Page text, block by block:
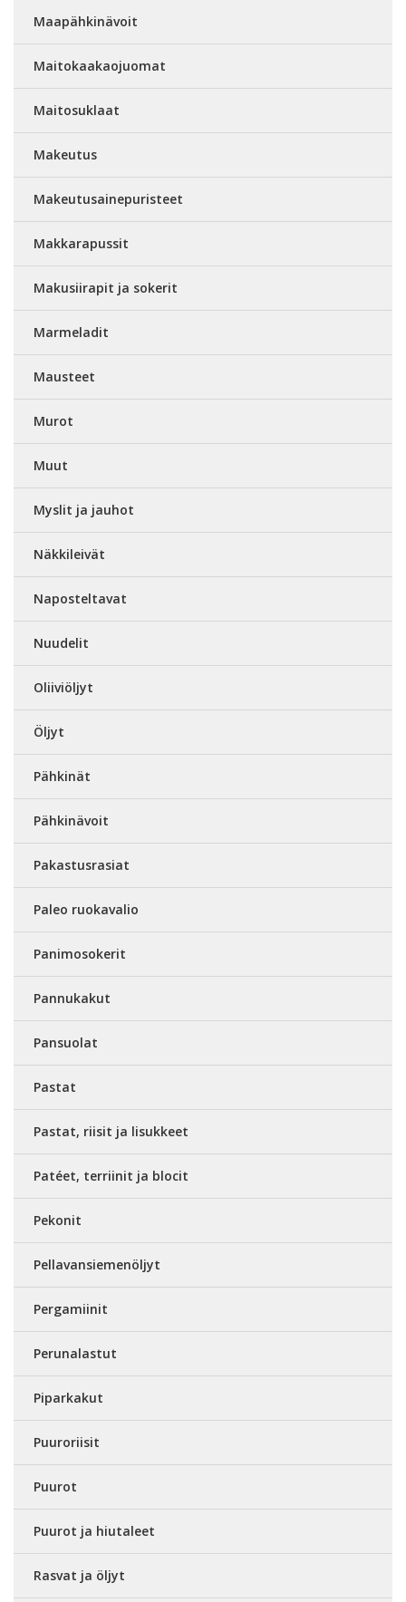
Maapähkinävoit
Maitokaakaojuomat
Maitosuklaat
Makeutus
Makeutusainepuristeet
Makkarapussit
Makusiirapit ja sokerit
Marmeladit
Mausteet
Murot
Muut
Myslit ja jauhot
Näkkileivät
Naposteltavat
Nuudelit
Oliiviöljyt
Öljyt
Pähkinät
Pähkinävoit
Pakastusrasiat
Paleo ruokavalio
Panimosokerit
Pannukakut
Pansuolat
Pastat
Pastat, riisit ja lisukkeet
Patéet, terriinit ja blocit
Pekonit
Pellavansiemenöljyt
Pergamiinit
Perunalastut
Piparkakut
Puuroriisit
Puurot
Puurot ja hiutaleet
Rasvat ja öljyt